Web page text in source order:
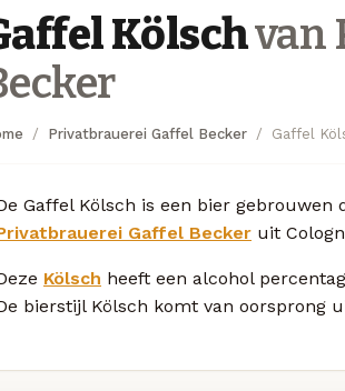
Kölschvan
Privatbrauerei Gaffel Becker Gaffel
Gaffel Kölsch is een bier gebrouwen
Gaffel Becker uit
Kölsch heeft een alcohol
bierstijl Kölsch komt van oorsprong